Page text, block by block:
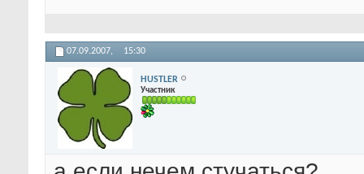
07.09.2007, 15:30
HUSTLER
Участник